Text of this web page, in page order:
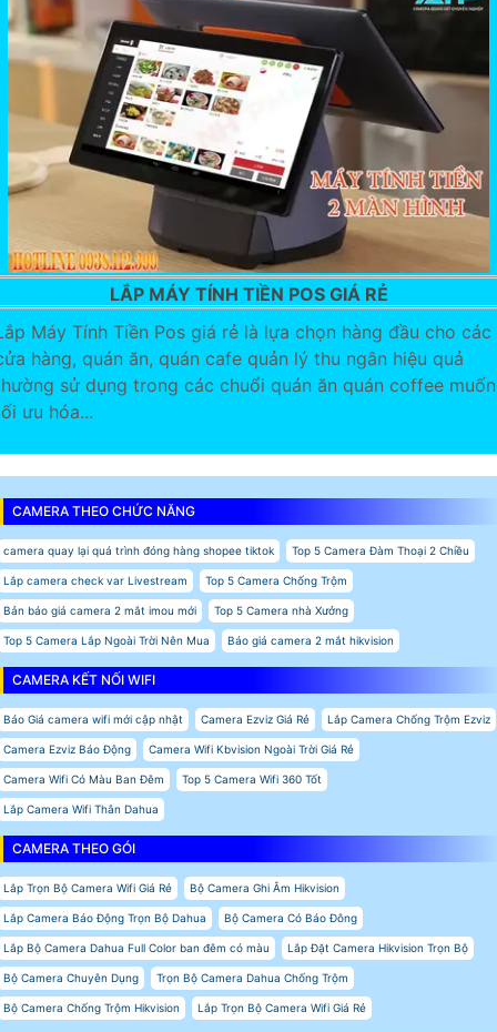
LẮP MÁY TÍNH TIỀN POS GIÁ RẺ
Máy Tính Tiền Pos giá rẻ là lựa chọn hàng đầu cho các
hàng, quán ăn, quán cafe quản lý thu ngân hiệu quả
sử dụng trong các chuổi quán ăn quán coffee muốn
ưu hóa...
CAMERA THEO CHỨC NĂNG
camera quay lại quá trình đóng hàng shopee tiktok Top 5 Camera Đàm Thoại 2 Chiều
Lắp camera check var Livestream Top 5 Camera Chống Trộm
Bản báo giá camera 2 mắt imou mới Top 5 Camera nhà Xưởng
Top 5 Camera Lắp Ngoài Trời Nên Mua Báo giá camera 2 mắt hikvision
CAMERA KẾT NỐI WIFI
Báo Giá camera wifi mới cập nhật Camera Ezviz Giá Rẻ Lắp Camera Chống Trộm Ezviz
Camera Ezviz Báo Động Camera Wifi Kbvision Ngoài Trời Giá Rẻ
Camera Wifi Có Màu Ban Đêm Top 5 Camera Wifi 360 Tốt
Lắp Camera Wifi Thân Dahua
CAMERA THEO GÓI
Lắp Trọn Bộ Camera Wifi Giá Rẻ Bộ Camera Ghi Âm Hikvision
Lắp Camera Báo Động Trọn Bộ Dahua Bộ Camera Có Báo Đông
Lắp Bộ Camera Dahua Full Color ban đêm có màu Lắp Đặt Camera Hikvision Trọn Bộ
Bộ Camera Chuyên Dụng Trọn Bộ Camera Dahua Chống Trộm
Bộ Camera Chống Trộm Hikvision Lắp Trọn Bộ Camera Wifi Giá Rẻ